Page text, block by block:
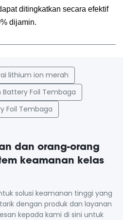
ditingkatkan secara efektif
dijamin.
lithium ion merah
Foil Tembaga
Foil Tembaga
dan orang-orang
keamanan kelas
solusi keamanan tinggi yang
dengan produk dan layanan
kepada kami di sini untuk